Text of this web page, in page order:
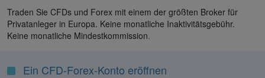
Traden Sie CFDs und Forex mit einem der größten Broker für
Privatanleger in Europa. Keine monatliche Inaktivitätsgebühr.
Keine monatliche Mindestkommission.
Ein CFD-Forex-Konto eröffnen